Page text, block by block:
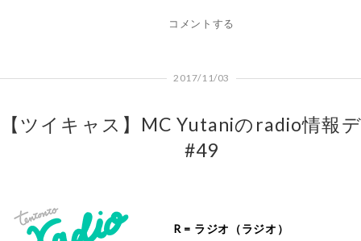
コメントする
2017/11/03
【ツイキャス】MC Yutaniのradio情報
#49
R = ラジオ（ラジオ）